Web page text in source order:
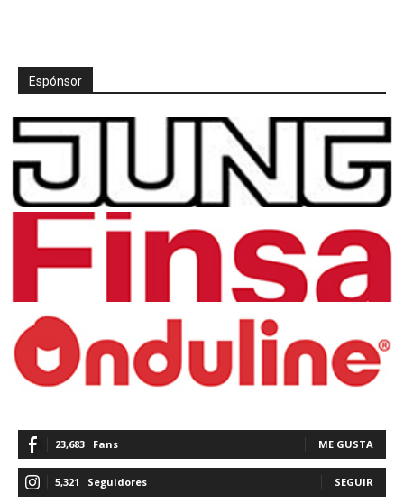
Espónsor
23,683 Fans ME GUSTA
5,321 Seguidores SEGUIR